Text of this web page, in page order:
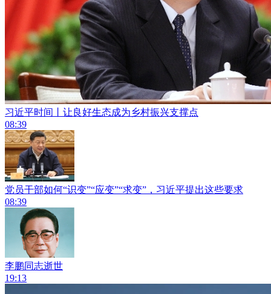
习近平时间丨让良好生态成为乡村振兴支撑点
08:39
党员干部如何“识变”“应变”“求变”，习近平提出这些要求
08:39
李鹏同志逝世
19:13